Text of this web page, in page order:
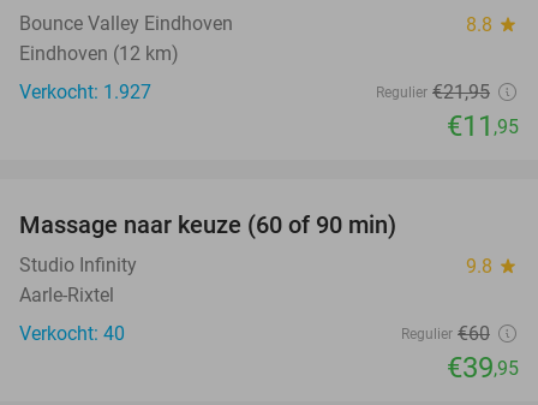
Bounce Valley Eindhoven 8.8 star
Eindhoven (12 km)
Verkocht: 1.927
Regulier €21,95
€11 ,95
Massage naar keuze (60 of 90 min)
Studio Infinity 9.8 star
Aarle-Rixtel
Verkocht: 40
Regulier €60
€39,95